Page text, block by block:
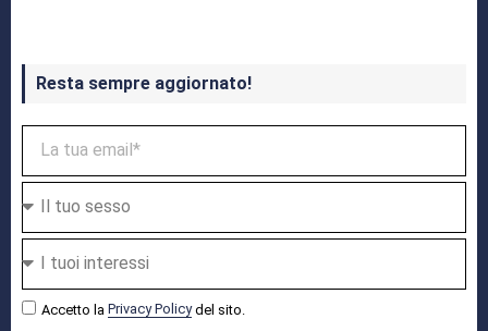
Resta sempre aggiornato!
Accetto la Privacy Policydel sito.